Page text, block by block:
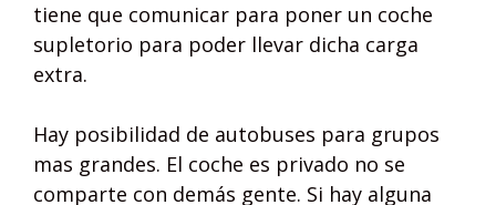
tiene que comunicar para poner un coche
supletorio para poder llevar dicha carga
extra.
Hay posibilidad de autobuses para grupos
mas grandes. El coche es privado no se
comparte con demás gente. Si hay alguna